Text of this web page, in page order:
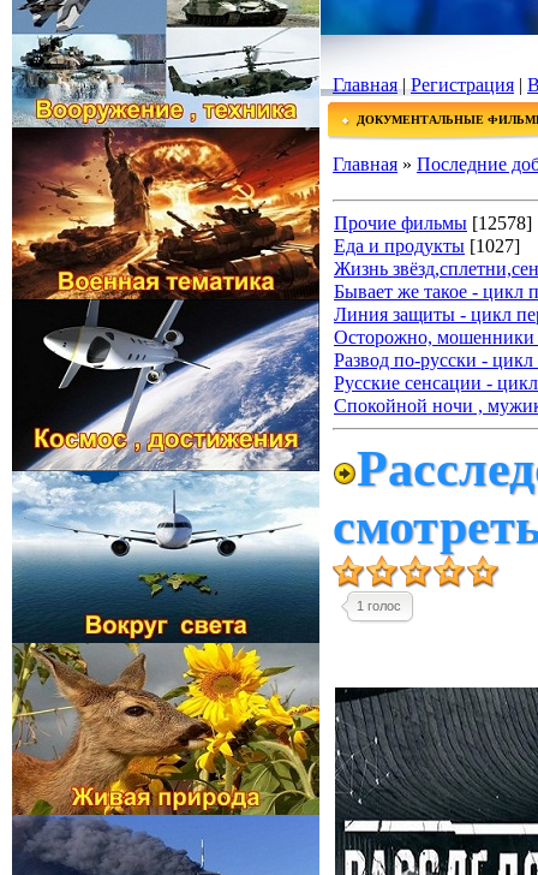
Главная|Регистрация |
ДОКУМЕНТАЛЬНЫЕ
Главная » Последние
Прочие фильмы [12578]
Еда и продукты [1027]
Жизнь
Бывает же такое - цикл
Линия защиты - цикл
Осторожно, мошенники
Развод по-русски - цикл
Русские сенсации -
Спокойной ночи ,
1 голос